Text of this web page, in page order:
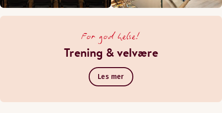
For god helse!
Trening & velvære
Les mer